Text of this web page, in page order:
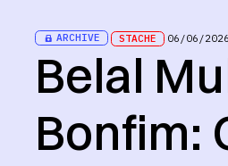
ARCHIVE STACHE 06/06/2026
Belal
Bonfim: